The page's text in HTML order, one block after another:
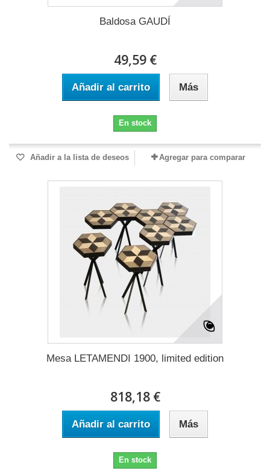
Baldosa GAUDÍ
49,59 €
Añadir al carrito Más
En stock
Añadir a la lista de deseos Agregar para comparar
Mesa LETAMENDI 1900, limited edition
818,18 €
Añadir al carrito Más
En stock